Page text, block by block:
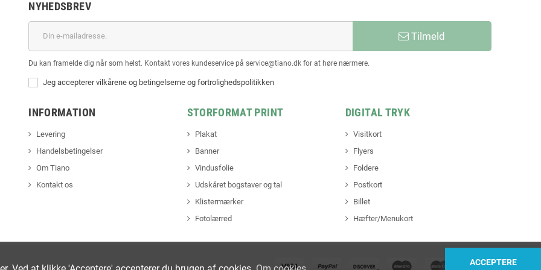
NYHEDSBREV
Tilmeld
Du kan framelde dig når som helst. Kontakt vores kundeservice på service@tiano.dk for at høre nærmere.
Jeg accepterer vilkårene og betingelserne og fortrolighedspolitikken
INFORMATION
Levering
Handelsbetingelser
Om Tiano
Kontakt os
STORFORMAT PRINT
Plakat
Banner
Vindusfolie
Udskåret bogstaver og tal
Klistermærker
Fotolærred
DIGITAL TRYK
Visitkort
Flyers
Foldere
Postkort
Billet
Hæfter/Menukort
ACCEPTERE